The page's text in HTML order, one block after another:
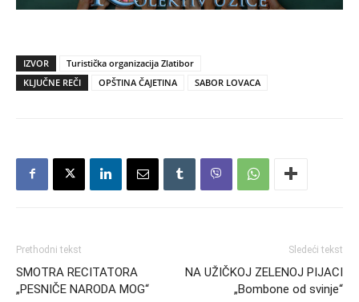
IZVOR
Turistička organizacija Zlatibor
KLJUČNE REČI
OPŠTINA ČAJETINA SABOR LOVACA
Prethodni tekst
SMOTRA RECITATORA
„PESNIČE NARODA MOG“
Sledeći tekst
NA UŽIČKOJ ZELENOJ PIJACI
„Bombone od svinje“